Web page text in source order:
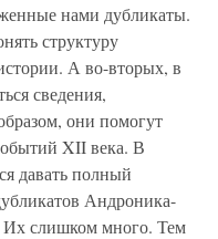
нами дубликаты.
структуру
А во-вторых, в
сведения,
они помогут
XII века. В
давать полный
Андроника-
Их слишком много. Тем